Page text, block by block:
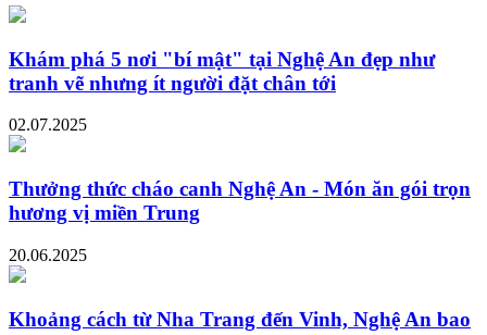
Khám phá 5 nơi "bí mật" tại Nghệ An đẹp như
tranh vẽ nhưng ít người đặt chân tới
02.07.2025
Thưởng thức cháo canh Nghệ An - Món ăn gói trọn
hương vị miền Trung
20.06.2025
Khoảng cách từ Nha Trang đến Vinh, Nghệ An bao